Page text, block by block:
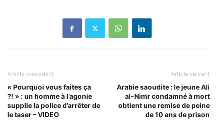
Article précédent
« Pourquoi vous faites ça
?! » : un homme à l’agonie
supplie la police d’arrêter de
le taser – VIDEO
Article suivant
Arabie saoudite : le jeune Ali
al-Nimr condamné à mort
obtient une remise de peine
de 10 ans de prison